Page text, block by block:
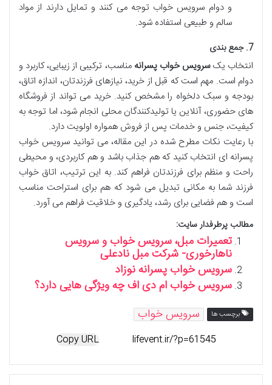
و دوام سرویس خواب توجه می کنند و تمایل دارند از مواد
سالم و طبیعی استفاده شود.
7. جمع بندی
انتخاب یکسرویس خواب پسرانه مناسب، ترکیبی از زیبایی، کاربرد و
دوام است. مهم است که قبل از خرید، نیازهای فرزندتان، اندازه اتاق،
بودجه و سبک دلخواه را مشخص کنید. خرید می تواند از فروشگاه
های حضوری، آنلاین یا تولیدکنندگان محلی انجام شود، اما توجه به
کیفیت، جنس و خدمات پس از فروش همواره اولویت دارد.
با رعایت نکات مطرح شده در این مقاله، می توانید سرویس خواب
پسرانه ای انتخاب کنید که هم جذاب باشد و هم کاربردی، و محیطی
راحت و منظم برای فرزندتان فراهم کند. به این ترتیب، اتاق خواب
فرزند شما به مکانی تبدیل می شود که هم برای استراحت مناسب
است و هم فضایی برای رشد، یادگیری و خلاقیت فراهم می آورد.
مطالب پرطرفدار سایت:
تعمیرات مبل، سرویس خواب و سرویس
ناهارخوری- شرکت مبل نادعلی
سرویس خواب پسرانه نوزاد
سرویس خواب ام دی اف چه ویژگی هایی دارد؟
برچسب ها سرویس خواب
Copy URL